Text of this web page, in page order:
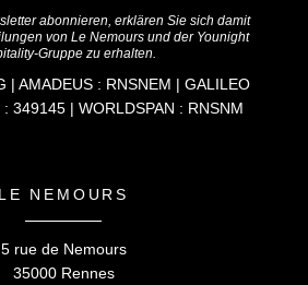
LE NEMOURS
5 rue de Nemours
35000 Rennes
abonnieren, erklären Sie sich damit
von Le Nemours und der Younight
Gruppe zu erhalten.
| AMADEUS : RNSNEM | GALILEO
349145 | WORLDSPAN : RNSNM